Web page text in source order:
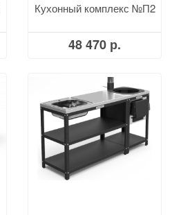
Кухонный комплекс №П2
48 470 р.